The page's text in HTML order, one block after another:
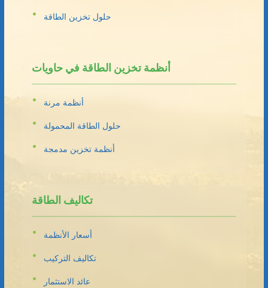
حلول تخزين الطاقة
أنظمة تخزين الطاقة في حاويات
أنظمة مرنة
حلول الطاقة المحمولة
أنظمة تخزين مدمجة
تكاليف الطاقة
أسعار الأنظمة
تكاليف التركيب
عائد الاستثمار